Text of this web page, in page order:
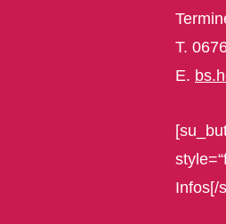
T.
E.
Infos[/